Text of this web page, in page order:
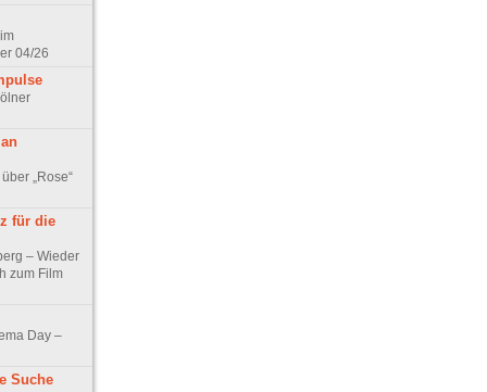
04/26
„Rose“
für die
– Wieder
zum Film
Day –
Suche